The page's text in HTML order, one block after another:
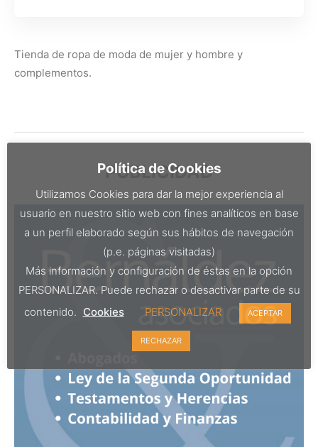
Tienda de ropa de moda de mujer y hombre y
complementos.
PUBLICIDAD
Política de Cookies
Utilizamos Cookies para dar la mejor experiencia al
usuario en nuestro sitio web con fines analíticos en base
a un perfil elaborado según sus hábitos de navegación
(p.e. páginas visitadas)
Más información y configuración de éstas en la opción
PERSONALIZAR. Puede rechazar o desactivar parte de su
contenido. Cookies PERSONALIZAR ACEPTAR
RECHAZAR